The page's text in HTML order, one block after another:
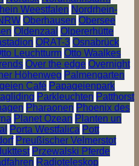
Weestfalen Nordrhein-
Oberhausen Obersee
Oldenzaal Olpererhütte
ORAT-3 Osnabrück
Leuchtturm Otto Waalkes
Over the edge Overnight
Höhenweg Palmengarten
Café Papageienpark
Parkleuchten Patthorst
Pharaonen Phoenix des
Planet Ozean Planten un
Porta Westfalica Pott
Preußischer Velmerstot
Przewalski Pferde
Radioteleskop